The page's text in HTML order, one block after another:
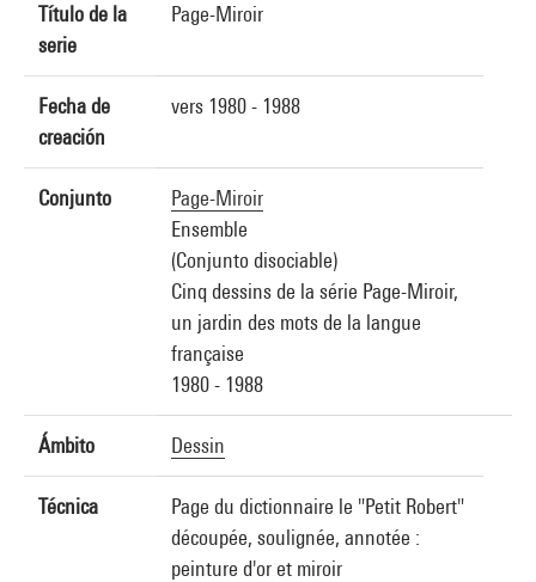
Título de la
serie
Page-Miroir
Fecha de
creación
vers 1980 - 1988
Conjunto
Page-Miroir
Ensemble
(Conjunto disociable)
Cinq dessins de la série Page-Miroir,
un jardin des mots de la langue
française
1980 - 1988
Ámbito Dessin
Técnica
Page du dictionnaire le "Petit Robert"
découpée, soulignée, annotée :
peinture d'or et miroir